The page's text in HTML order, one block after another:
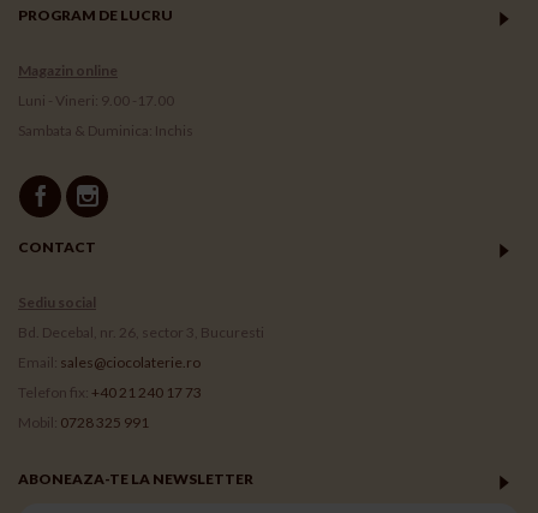
PROGRAM DE LUCRU
Magazin online
Luni - Vineri: 9.00 -17.00
Sambata & Duminica: Inchis
CONTACT
Sediu social
Bd. Decebal, nr. 26, sector 3, Bucuresti
Email: sales@ciocolaterie.ro
Telefon fix: +40 21 240 17 73
Mobil: 0728 325 991
ABONEAZA-TE LA NEWSLETTER